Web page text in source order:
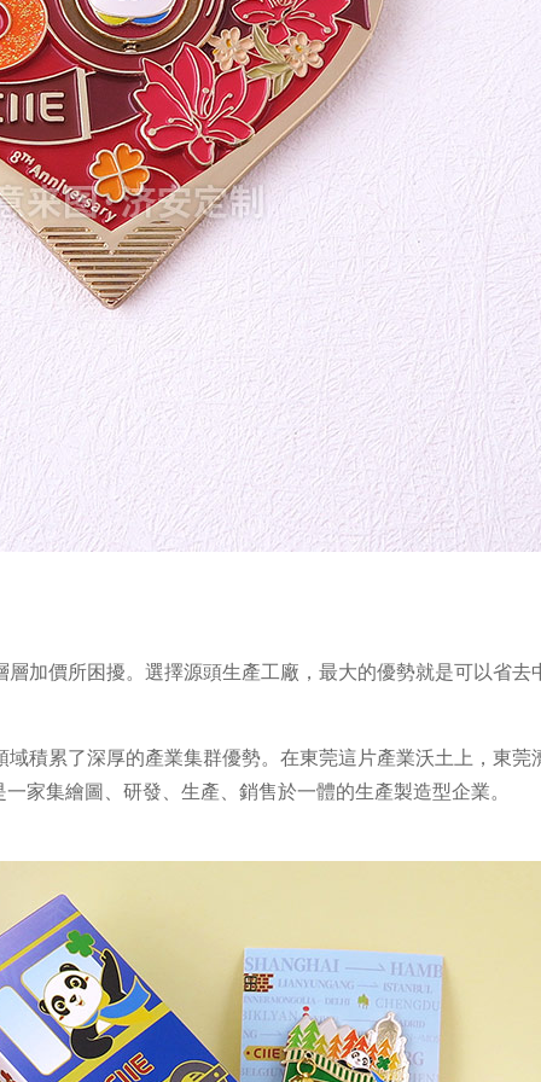
層加價所困擾。選擇源頭生產工廠，最大的優勢就是可以省去
積累了深厚的產業集群優勢。在東莞這片產業沃土上，東莞
家集繪圖、研發、生產、銷售於一體的生產製造型企業。